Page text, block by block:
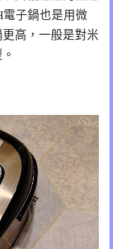
子鍋也是用微
高，一般是對米